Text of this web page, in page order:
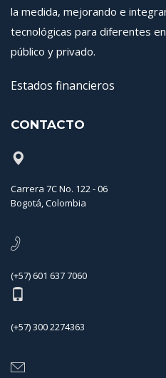
la medida, mejorando e
tecnológicas para diferentes
público y privado.
Estados financieros
CONTACTO
Carrera 7C No. 122 - 06
Bogotá, Colombia
(+57) 601 637 7060
(+57) 300 2274363